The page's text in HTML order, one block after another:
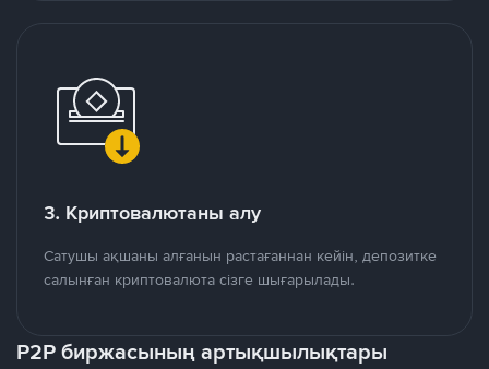
3. Криптовалютаны алу
Сатушы ақшаны алғанын растағаннан кейін, депозитке
салынған криптовалюта сізге шығарылады.
P2P биржасының артықшылықтары